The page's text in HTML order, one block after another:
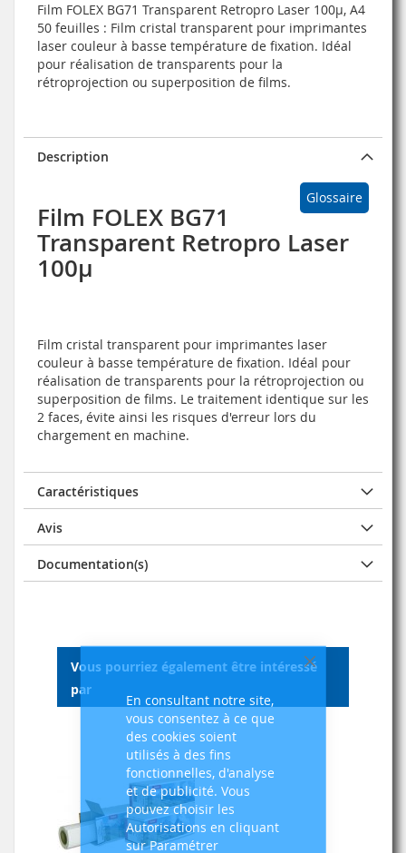
Fermer
En consultant notre site,
vous consentez à ce que
des cookies soient
utilisés à des fins
fonctionnelles, d'analyse
et de publicité. Vous
pouvez choisir les
Autorisations en cliquant
sur Paramétrer
Film FOLEX BG71 Transparent Retropro Laser 100µ, A4
50 feuilles : Film cristal transparent pour imprimantes
laser couleur à basse température de fixation. Idéal
pour réalisation de transparents pour la
rétroprojection ou superposition de films.
Description
Glossaire
Film FOLEX BG71
Transparent Retropro Laser
100µ
Film cristal transparent pour imprimantes laser
couleur à basse température de fixation. Idéal pour
réalisation de transparents pour la rétroprojection ou
superposition de films. Le traitement identique sur les
2 faces, évite ainsi les risques d'erreur lors du
chargement en machine.
Caractéristiques
Avis
Documentation(s)
Vous pourriez également être intéressé
par